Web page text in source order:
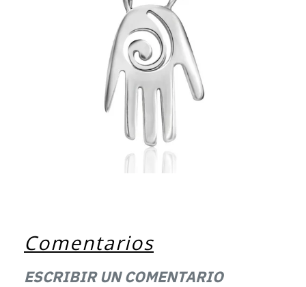
Comentarios
ESCRIBIR UN COMENTARIO